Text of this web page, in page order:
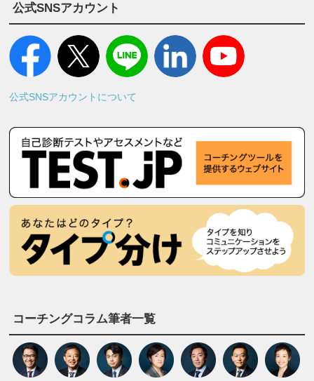
公式SNSアカウント
公式SNSアカウントについて
コーチングコラム筆者一覧